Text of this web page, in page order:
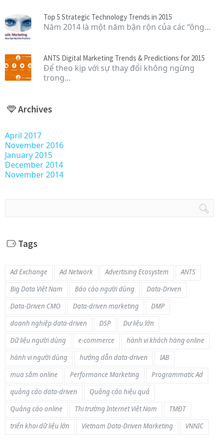
Top 5 Strategic Technology Trends in 2015
Năm 2014 là một năm bận rộn của các “ông…
ANTS Digital Marketing Trends & Predictions for 2015
Để theo kịp với sự thay đổi không ngừng
trong…
Archives
April 2017
November 2016
January 2015
December 2014
November 2014
Tags
Ad Exchange Ad Network Advertising Ecosystem
ANTS
Big Data Việt Nam
Báo cáo người dùng
Data-Driven
Data-Driven CMO
Data-driven marketing
DMP
doanh nghiệp data-driven
DSP
Dư liệu lớn
Dữ liệu người dùng
e-commerce
hành vi khách hàng online
hành vi người dùng
hướng dẫn data-driven
IAB
mua sắm online
Performance Marketing
Programmatic Ad
quảng cáo data-driven
Quảng cáo hiệu quả
Quảng cáo online
Thị trường Internet Việt Nam
TMĐT
triển khai dữ liệu lớn
Vietnam Data-Driven Marketing VNNIC